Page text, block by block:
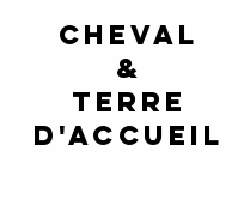
Cheval
&
terre
d'accueil